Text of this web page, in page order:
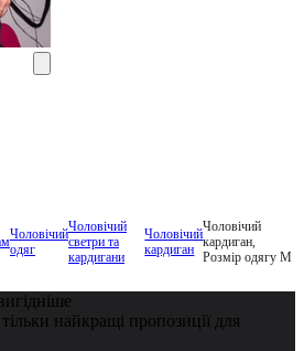
Чоловічий
одяг
Чоловічий
светри та
кардигани
Чоловічий
кардиган
Чоловічий
кардиган,
Розмір одягу M
найкращі пропозиції для